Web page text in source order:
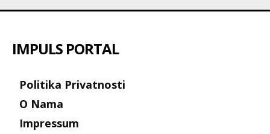
IMPULS PORTAL
Politika Privatnosti
O Nama
Impressum